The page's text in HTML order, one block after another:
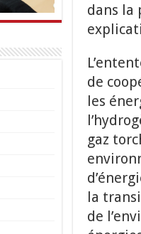
dans la
de
les
gaz
la
de